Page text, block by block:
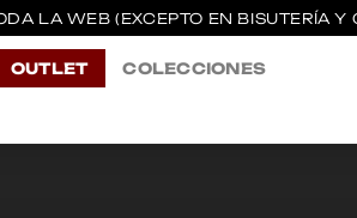
LA WEB (EXCEPTO EN BISUTERÍA Y
OUTLET COLECCIONES